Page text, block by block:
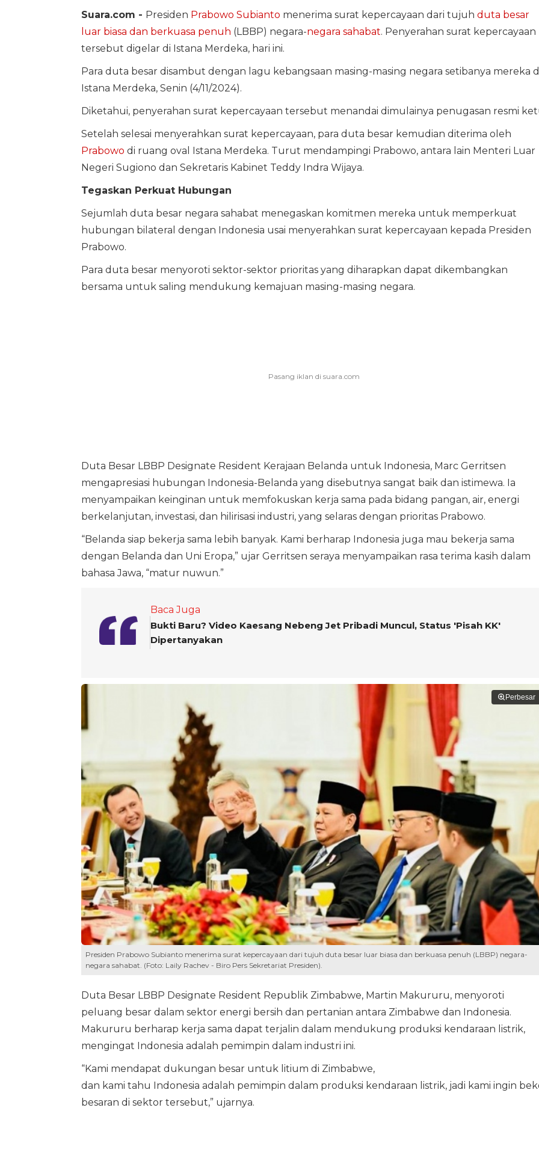
Suara.com - Presiden Prabowo Subianto menerima surat kepercayaan dari tujuh duta besar
luar biasa dan berkuasa penuh (LBBP) negara-negara sahabat. Penyerahan surat kepercayaan
tersebut digelar di Istana Merdeka, hari ini.
Para duta besar disambut dengan lagu kebangsaan masing-masing negara setibanya mereka
Istana Merdeka, Senin (4/11/2024).
Diketahui, penyerahan surat kepercayaan tersebut menandai dimulainya penugasan resmi
Setelah selesai menyerahkan surat kepercayaan, para duta besar kemudian diterima oleh
Prabowo di ruang oval Istana Merdeka. Turut mendampingi Prabowo, antara lain Menteri Luar
Negeri Sugiono dan Sekretaris Kabinet Teddy Indra Wijaya.
Tegaskan Perkuat Hubungan
Sejumlah duta besar negara sahabat menegaskan komitmen mereka untuk memperkuat
hubungan bilateral dengan Indonesia usai menyerahkan surat kepercayaan kepada Presiden
Prabowo.
Para duta besar menyoroti sektor-sektor prioritas yang diharapkan dapat dikembangkan
bersama untuk saling mendukung kemajuan masing-masing negara.
Duta Besar LBBP Designate Resident Kerajaan Belanda untuk Indonesia, Marc Gerritsen
mengapresiasi hubungan Indonesia-Belanda yang disebutnya sangat baik dan istimewa. Ia
menyampaikan keinginan untuk memfokuskan kerja sama pada bidang pangan, air, energi
berkelanjutan, investasi, dan hilirisasi industri, yang selaras dengan prioritas Prabowo.
“Belanda siap bekerja sama lebih banyak. Kami berharap Indonesia juga mau bekerja sama
dengan Belanda dan Uni Eropa,” ujar Gerritsen seraya menyampaikan rasa terima kasih dalam
bahasa Jawa, “matur nuwun.”
Baca Juga
Bukti Baru? Video Kaesang Nebeng Jet Pribadi Muncul, Status 'Pisah KK'
Dipertanyakan
Perbesar
Presiden Prabowo Subianto menerima surat kepercayaan dari tujuh duta besar luar biasa dan berkuasa penuh (LBBP) negara-
negara sahabat. (Foto: Laily Rachev - Biro Pers Sekretariat Presiden).
Duta Besar LBBP Designate Resident Republik Zimbabwe, Martin Makururu, menyoroti
peluang besar dalam sektor energi bersih dan pertanian antara Zimbabwe dan Indonesia.
Makururu berharap kerja sama dapat terjalin dalam mendukung produksi kendaraan listrik,
mengingat Indonesia adalah pemimpin dalam industri ini.
“Kami mendapat dukungan besar untuk litium di Zimbabwe,
dan kami tahu Indonesia adalah pemimpin dalam produksi kendaraan listrik, jadi kami ingin
besaran di sektor tersebut,” ujarnya.